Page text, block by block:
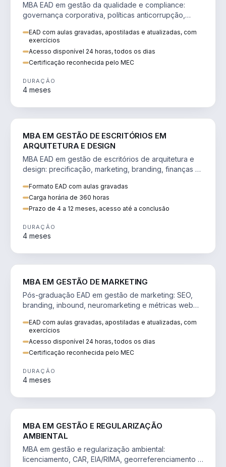
MBA EAD em gestão da qualidade e compliance:
governança corporativa, políticas anticorrupção,
EAD com aulas gravadas, apostiladas e atualizadas, com
exercícios
Acesso disponível 24 horas, todos os dias
Certificação reconhecida pelo MEC
DURAÇÃO
4 meses
MBA EM GESTÃO DE ESCRITÓRIOS EM
ARQUITETURA E DESIGN
MBA EAD em gestão de escritórios de arquitetura e
design: precificação, marketing, branding, finanças e
Formato EAD com aulas gravadas
Carga horária de 360 horas
Prazo de 4 a 12 meses, acesso até a conclusão
DURAÇÃO
4 meses
MBA EM GESTÃO DE MARKETING
Pós-graduação EAD em gestão de marketing: SEO,
branding, inbound, neuromarketing e métricas web
EAD com aulas gravadas, apostiladas e atualizadas, com
exercícios
Acesso disponível 24 horas, todos os dias
Certificação reconhecida pelo MEC
DURAÇÃO
4 meses
MBA EM GESTÃO E REGULARIZAÇÃO
AMBIENTAL
MBA em gestão e regularização ambiental:
licenciamento, CAR, EIA/RIMA, georreferenciamento e